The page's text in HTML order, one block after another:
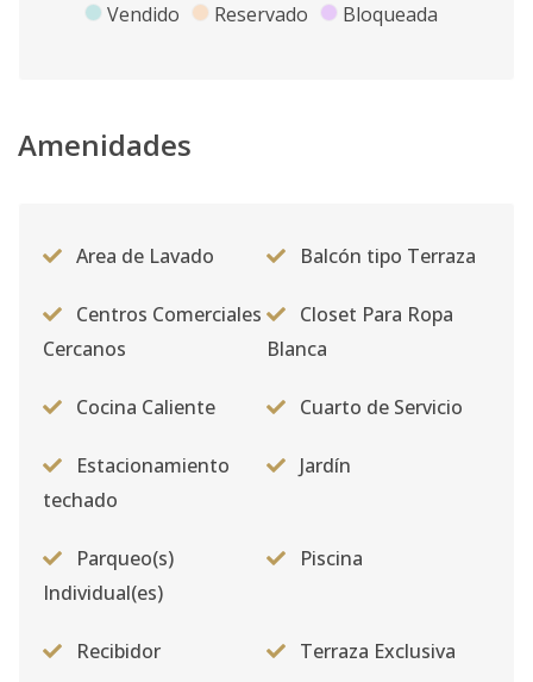
Vendido Reservado Bloqueada
Amenidades
Area de Lavado Balcón tipo Terraza
Centros Comerciales
Cercanos
Closet Para Ropa
Blanca
Cocina Caliente Cuarto de Servicio
Estacionamiento
techado
Jardín
Parqueo(s)
Individual(es)
Piscina
Recibidor Terraza Exclusiva